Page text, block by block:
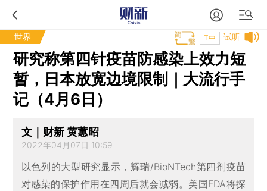
世界 试听
T中
研究称第四针疫苗防感染上效力短
暂，日本放宽边境限制｜大流行手
记（4月6日）
文｜财新 黄蕙昭
2022年04月07日 10:59
以色列的大型研究显示，辉瑞/BioNTech第四剂疫苗
对感染的保护作用在四周后就会减弱。美国FDA将探